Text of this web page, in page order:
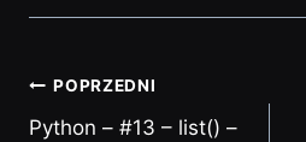
POPRZEDNI
Python – #13 – list() –